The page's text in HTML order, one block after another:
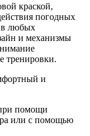
краской,
погодных
в любых
и механизмы
тренировки.
и
помощи
или с помощью